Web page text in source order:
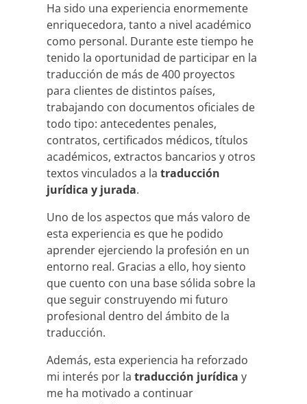
Ha sido una experiencia enormemente
enriquecedora, tanto a nivel académico
como personal. Durante este tiempo he
tenido la oportunidad de participar en la
traducción de más de 400 proyectos
para clientes de distintos países,
trabajando con documentos oficiales de
todo tipo: antecedentes penales,
contratos, certificados médicos, títulos
académicos, extractos bancarios y otros
textos vinculados a la traducción
jurídica y jurada.
Uno de los aspectos que más valoro de
esta experiencia es que he podido
aprender ejerciendo la profesión en un
entorno real. Gracias a ello, hoy siento
que cuento con una base sólida sobre la
que seguir construyendo mi futuro
profesional dentro del ámbito de la
traducción.
Además, esta experiencia ha reforzado
mi interés por la traducción jurídica y
me ha motivado a continuar